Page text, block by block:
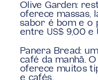
Olive Garden:
oferece massas,
sabor é bom e o
entre US$ 9,00 e
Panera Bread:
café da manhã.
oferece muitos
e cafés.